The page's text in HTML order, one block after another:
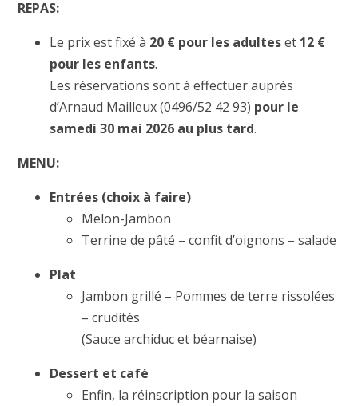
REPAS:
Le prix est fixé à 20 € pour les adulteset 12 €
pour les enfants.
Les réservations sont à effectuer auprès
d’Arnaud Mailleux (0496/52 42 93) pour le
samedi 30 mai 2026 au plus tard.
MENU:
Entrées (choix à faire)
Melon-Jambon
Terrine de pâté – confit d’oignons – salade
Plat
Jambon grillé – Pommes de terre rissolées
– crudités
(Sauce archiduc et béarnaise)
Dessert et café
Enfin, la réinscription pour la saison